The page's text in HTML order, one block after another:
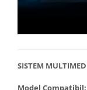
SISTEM
Model Compatibil: